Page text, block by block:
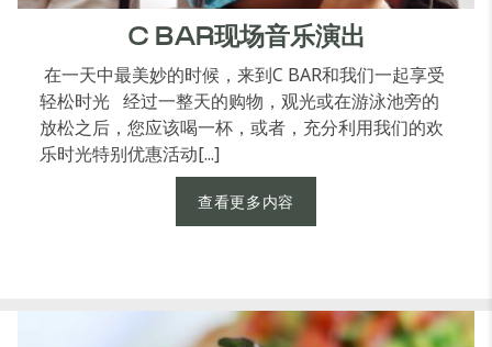
C BAR现场音乐演出
在一天中最美妙的时候，来到C BAR和我们一起享受
轻松时光 经过一整天的购物，观光或在游泳池旁的
放松之后，您应该喝一杯，或者，充分利用我们的欢
乐时光特别优惠活动[...]
查看更多内容